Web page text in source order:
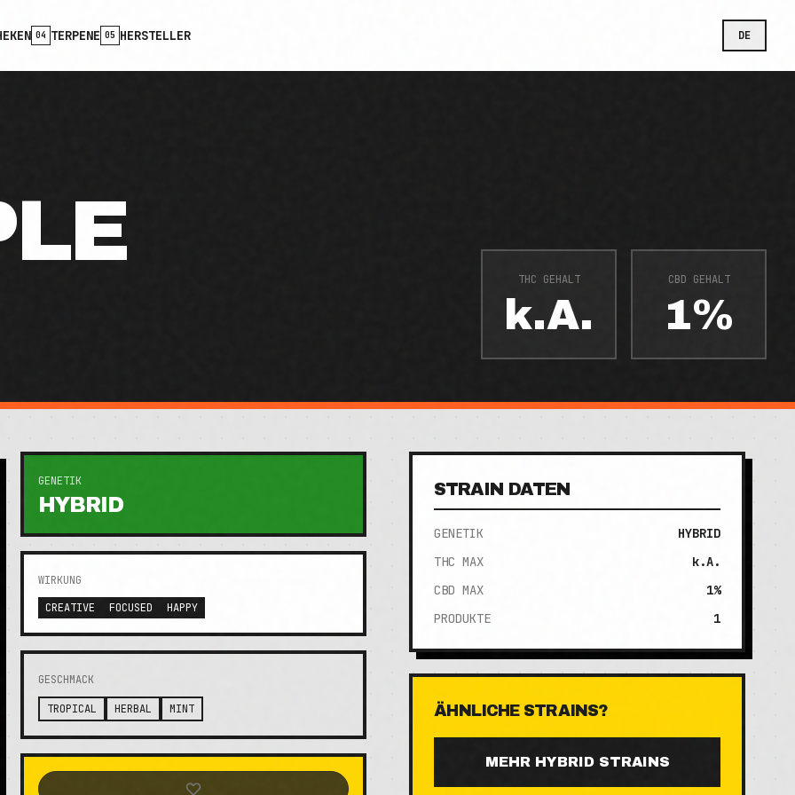
04 TERPENE 05 HERSTELLER DE
THC GEHALT
k.A.
CBD GEHALT
1%
GENETIK
HYBRID
WIRKUNG
CREATIVE
FOCUSED HAPPY
GESCHMACK
TROPICAL HERBAL MINT
STRAIN DATEN
GENETIK
HYBRID
THC MAX
k.A.
CBD MAX
1%
PRODUKTE
1
ÄHNLICHE STRAINS?
MEHR HYBRIDSTRAINS